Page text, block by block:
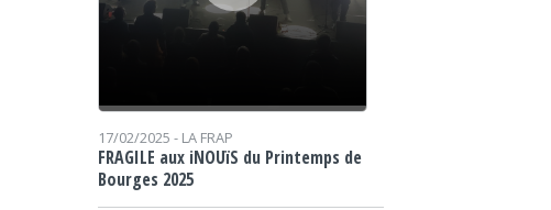
17/02/2025 - LA FRAP
FRAGILE aux iNOUïS du Printemps de
Bourges 2025